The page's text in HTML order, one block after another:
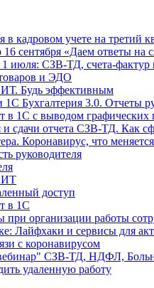
кадровом учете на третий
сентября «Даем ответы
1 июля: СЗВ-ТД, счета-
и ЭДО
Будь эффективным
Бухгалтерия 3.0. Отчеты
в 1С с выводом графических
и сдачи отчета СЗВ-ТД. Как
Коронавирус, что
руководителя
ИТ
доступ
в 1С
при организации работы
Лайфхаки и сервисы для
с коронавирусом
СЗВ-ТД, НДФЛ,
удаленную работу